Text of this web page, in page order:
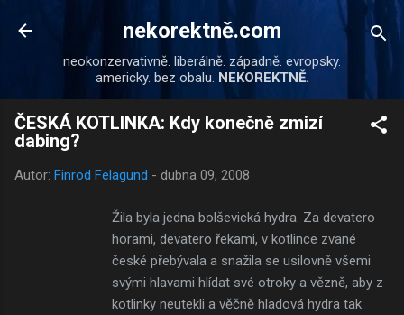
Přeskočit na hlavní obsah
nekorektně.com
neokonzervativně. liberálně. západně. evropsky.
americky. bez obalu. NEKOREKTNĚ.
ČESKÁ KOTLINKA: Kdy konečně zmizí
dabing?
Autor: Finrod Felagund - dubna 09, 2008
Žila byla jedna bolševická hydra. Za devatero
horami, devatero řekami, v kotlince zvané
české přebývala a snažila se usilovně všemi
svými hlavami hlídat své otroky a vězně, aby z
kotlinky neutekli a věčně hladová hydra tak